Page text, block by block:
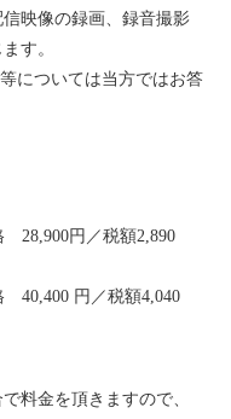
映像の録画、録音撮影
す。
については当方ではお答
28,900円／税額2,890
40,400 円／税額4,040
料金を頂きますので、